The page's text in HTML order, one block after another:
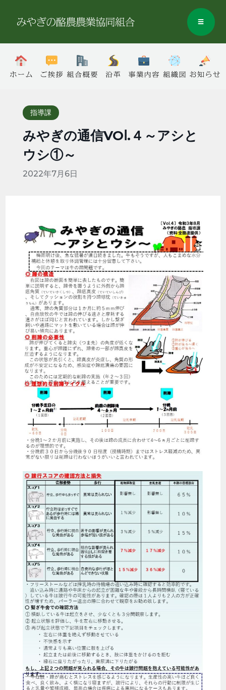
指導課
みやぎの通信VOⅼ.４～アシと
ウシ①～
2022年7月6日